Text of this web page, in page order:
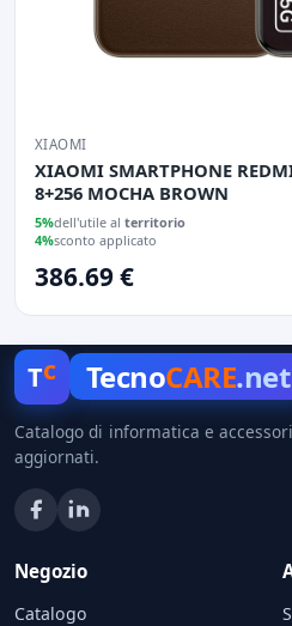
XIAOMI
XIAOMI SMARTPHONE
8+256 MOCHA BROWN
5%dell'utile al territorio
4%sconto applicato
386.69 €
Tc TecnoCARE.net
Catalogo di informatica e
aggiornati.
Negozio
Catalogo